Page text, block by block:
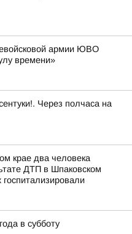
армии ЮВО
времени»
Через полчаса на
крае два человека
ДТП в Шпаковском
госпитализировали
в субботу